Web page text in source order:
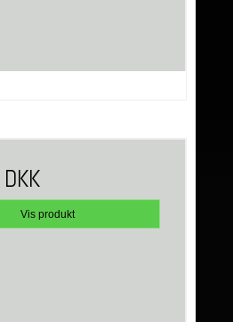
Vis produkt